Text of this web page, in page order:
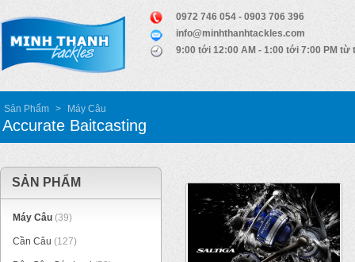
0972 746 054 - 0903 706 396
info@minhthanhtackles.com
9:00 tới 12:00 AM - 1:00 tới 7:00 PM từ
Sản Phẩm > Máy Câu
Accurate Baitcasting
SẢN PHẨM
Máy Câu (39)
Cần Câu (127)